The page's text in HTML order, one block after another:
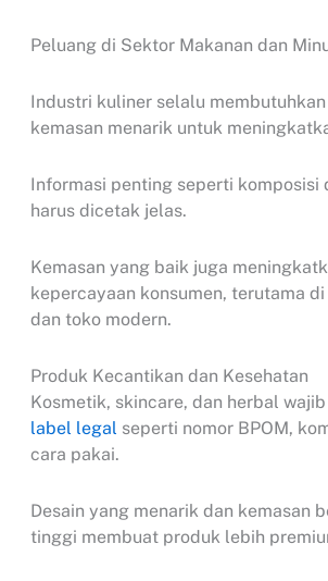
Peluang di Sektor Makanan dan
Industri kuliner selalu
kemasan menarik untuk
Informasi penting seperti komposisi
harus dicetak jelas.
Kemasan yang baik juga
kepercayaan konsumen, terutama
dan toko modern.
Produk Kecantikan dan Kesehatan
Kosmetik, skincare, dan herbal wajib
label legal seperti nomor BPOM,
cara pakai.
Desain yang menarik dan kemasan
tinggi membuat produk lebih